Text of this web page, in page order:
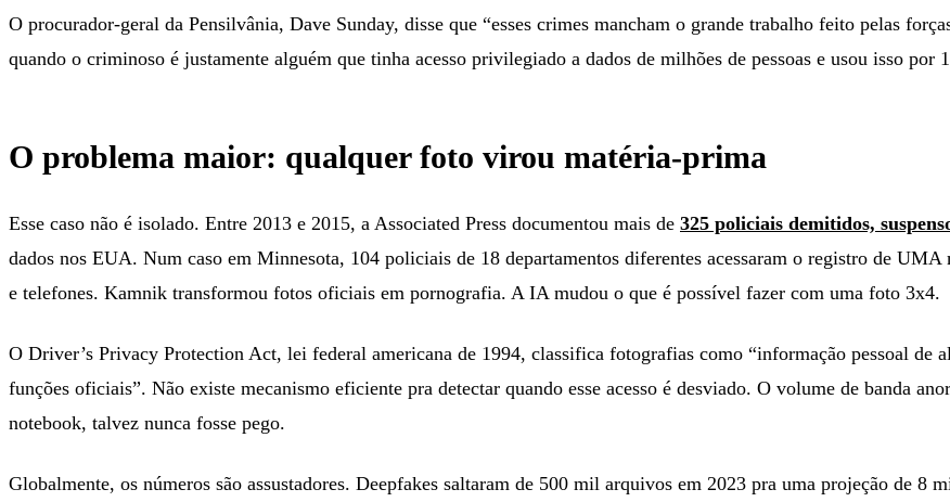
O procurador-geral da Pensilvânia, Dave Sunday, disse que “esses crimes mancham o grande trabalho feito pelas
quando o criminoso é justamente alguém que tinha acesso privilegiado a dados de milhões de pessoas e usou isso por
O problema maior: qualquer foto virou matéria-prima
Esse caso não é isolado. Entre 2013 e 2015, a Associated Press documentou mais de 325 policiais demitidos,
dados nos EUA. Num caso em Minnesota, 104 policiais de 18 departamentos diferentes acessaram o registro de UMA
e telefones. Kamnik transformou fotos oficiais em pornografia. A IA mudou o que é possível fazer com uma foto 3x4.
O Driver’s Privacy Protection Act, lei federal americana de 1994, classifica fotografias como “informação pessoal de
funções oficiais”. Não existe mecanismo eficiente pra detectar quando esse acesso é desviado. O volume de banda
notebook, talvez nunca fosse pego.
Globalmente, os números são assustadores. Deepfakes saltaram de 500 mil arquivos em 2023 pra uma projeção de 8